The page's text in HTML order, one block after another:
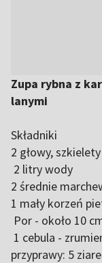
Zupa rybna z
lanymi
Składniki
2 głowy,
2 litry wody
2 średnie
1 mały korzeń
Por - około 10
1 cebula -
przyprawy: 5